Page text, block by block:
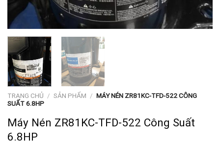
TRANG CHỦ / SẢN PHẨM / MÁY NÉN ZR81KC-TFD-522 CÔNG
SUẤT 6.8HP
Máy Nén ZR81KC-TFD-522 Công Suất
6.8HP